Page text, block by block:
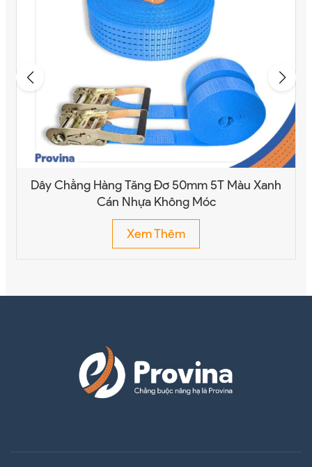
Dây Chằng Hàng Tăng Đơ 50mm 5T Màu Xanh
Cán Nhựa Không Móc
Xem Thêm